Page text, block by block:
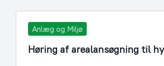
Anlæg og Miljø
Høring af arealansøgning til